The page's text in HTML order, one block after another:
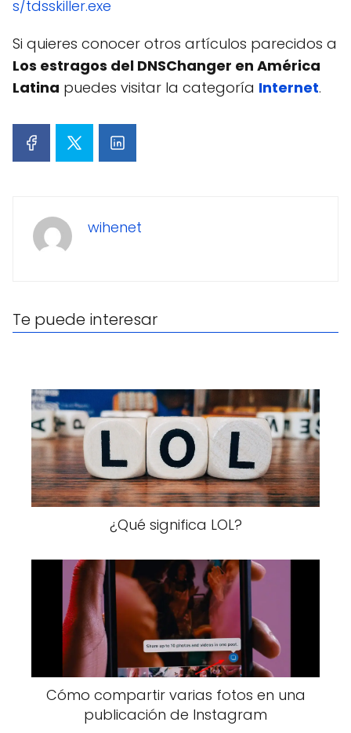
s/tdsskiller.exe
Si quieres conocer otros artículos parecidos a
Los estragos del DNSChanger en América
Latina puedes visitar la categoría Internet.
wihenet
Te puede interesar
¿Qué significa LOL?
Cómo compartir varias fotos en una
publicación de Instagram